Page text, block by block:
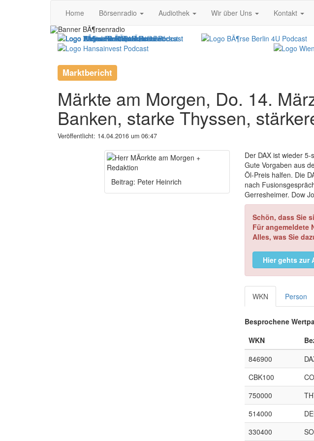
Home Börsenradio Audiothek Wir über Uns Kontakt
Marktbericht
Märkte am Morgen, Do. 14.
Banken, starke Thyssen,
Veröffentlicht: 14.04.2016 um 06:47
Beitrag: Peter Heinrich
Der DAX ist wieder
Gute Vorgaben aus
Öl-Preis halfen. Die
nach
Gerresheimer. Dow
Schön, dass Sie
Für angemeldete
Alles, was Sie
Hier gehts zur
WKN Person
Besprochene
WKN
846900
CBK100
750000
514000
330400